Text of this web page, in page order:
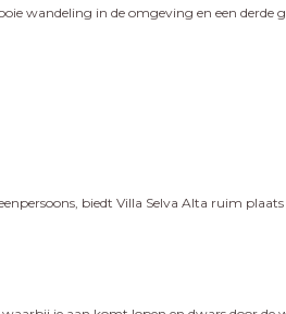
wandeling in de omgeving en een
biedt Villa Selva Alta ruim